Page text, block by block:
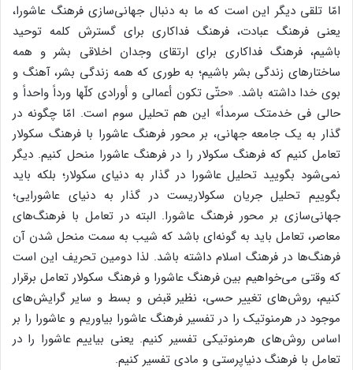
امّا تلقی دیگر این است که ما به دنبال جهانی‌سازی فرهنگ عاشورا،
یعنی فرهنگ عبادت، فرهنگ فداکاری برای گسترش کلمه توحید
باشیم، فرهنگ فداکاری برای ارتقای وجدان اخلاقی بشر و همه
ساختارهای زندگی بشر باشیم؛ به طوری که همه زندگی بشر، آهنگ و
بوی خدا داشته باشد. «حتّی تکون أعمالی و أورادی کلّها ورداً واحداً و
حالی فی خدمتک سرمداً» این هم تحلیل سوم است. امّا چگونه در
گذار به یک جامعه جهانی، بر محور فرهنگ عاشورا با فرهنگ سکولار
تعامل کنیم که فرهنگ سکولار را در فرهنگ عاشورا منحل کنیم. دیگر
نمی‌شود بگویید تحلیل عاشورا در گذار به دنیای سکولار؛ بلکه باید
بگوییم تحلیل جریان سکولاریست در گذار به دنیای عاشورایی؛
جهانی‌سازی بر محور فرهنگ عاشورا. البته در تعامل با فرهنگ‌های
معاصر، تعامل باید به گونه‌ای باشد که شیب به سمت منحل شدن آن
فرهنگ‌ها در فرهنگ اسلام داشته باشد. لذا دومین تحریف این است
که وقتی می‌خواهیم بین فرهنگ عاشورا و فرهنگ سکولار تعامل برقرار
کنیم، روش‌های تغییر حسی، نظیر قبض و بسط و سایر گرایش‌های
موجود در هرمنوتیک را در تفسیر فرهنگ عاشورا بیاوریم و عاشورا را بر
اساس روش‌های هرمنوتیکی تفسیر کنیم. یعنی بیاییم عاشورا را در
تعامل با فرهنگ دنیاپرستی و مادی تفسیر کنیم.